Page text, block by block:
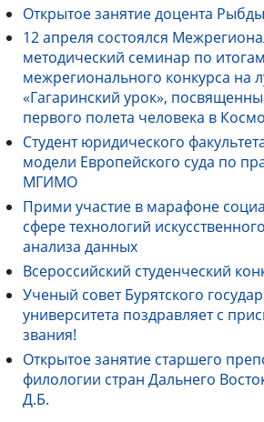
Открытое занятие доцента
12 апреля состоялся
методический семинар по итогам
межрегионального конкурса на
«Гагаринский урок»,
первого полета человека в
Студент юридического
модели Европейского суда по
МГИМО
Прими участие в марафоне
сфере технологий
анализа данных
Всероссийский студенческий
Ученый совет Бурятского
университета поздравляет с
звания!
Открытое занятие старшего
филологии стран Дальнего
Д.Б.